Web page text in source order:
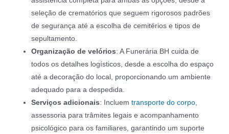
seleção de crematórios que seguem rigorosos padrões
de segurança até a escolha de cemitérios e tipos de
sepultamento.
Organização de velórios: A Funerária BH cuida de
todos os detalhes logísticos, desde a escolha do espaço
até a decoração do local, proporcionando um ambiente
adequado para a despedida.
Serviços adicionais: Incluemtransporte do corpo,
assessoria para trâmites legais e acompanhamento
psicológico para os familiares, garantindo um suporte